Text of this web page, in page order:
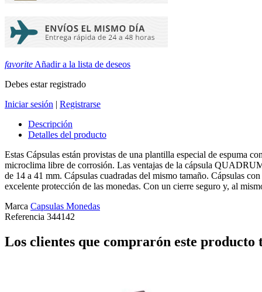
favoriteAñadir a la lista de deseos
Debes estar registrado
Iniciar sesión | Registrarse
Descripción
Detalles del producto
Estas Cápsulas están provistas de una plantilla especial de espuma
microclima libre de corrosión. Las ventajas de la cápsula
de 14 a 41 mm. Cápsulas cuadradas del mismo tamaño. Cápsulas
excelente protección de las monedas. Con un cierre seguro y, al
Marca Capsulas Monedas
Referencia 344142
Los clientes que comprarón este